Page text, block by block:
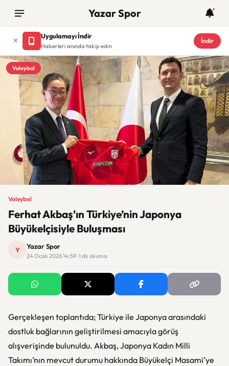
Yazar Spor
Uygulamayı İndir
Haberleri anında takip edin
İndir
Voleybol
Voleybol
Ferhat Akbaş’ın Türkiye’nin Japonya
Büyükelçisiyle Buluşması
Y Yazar Spor
24 Ocak 2026 14:59 · 1 dk okuma
Gerçekleşen toplantıda; Türkiye ile Japonya arasındaki
dostluk bağlarının geliştirilmesi amacıyla görüş
alışverişinde bulunuldu. Akbaş, Japonya Kadın Milli
Takımı’nın mevcut durumu hakkında Büyükelçi Masami’ye